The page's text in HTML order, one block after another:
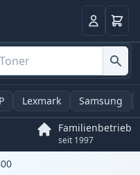
Anmelden
Lexmark Samsung
Familienbetrieb
seit 1997